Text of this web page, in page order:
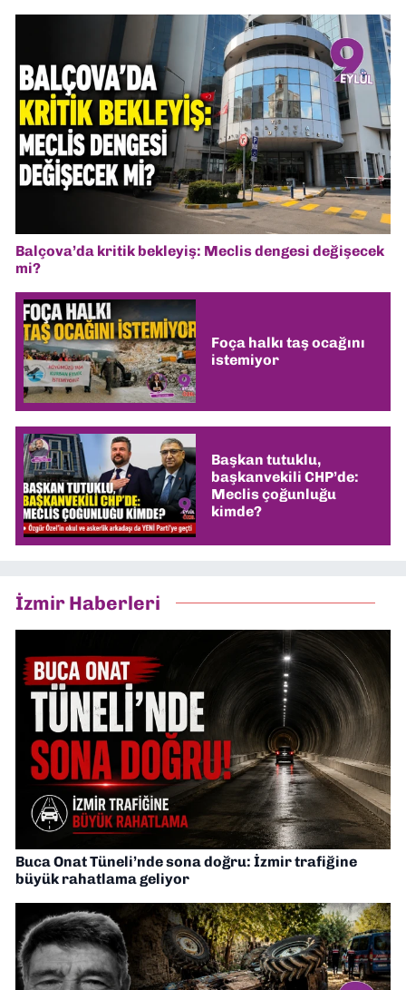
Balçova’da kritik bekleyiş: Meclis dengesi değişecek
mi?
Foça halkı taş ocağını
istemiyor
Başkan tutuklu,
başkanvekili CHP’de:
Meclis çoğunluğu
kimde?
İzmir Haberleri
Buca Onat Tüneli’nde sona doğru: İzmir trafiğine
büyük rahatlama geliyor